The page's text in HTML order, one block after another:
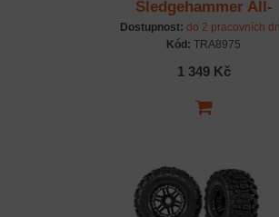
Sledgehammer All-
Terrain (belted) (2)
Dostupnost: do 2 pracovních
Kód: TRA8975
1 349 Kč